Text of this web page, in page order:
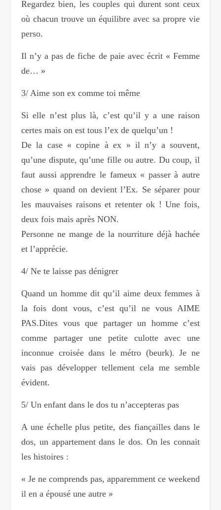
Regardez bien, les couples qui durent sont ceux
où chacun trouve un équilibre avec sa propre vie
perso.
Il n’y a pas de fiche de paie avec écrit « Femme
de… »
3/ Aime son ex comme toi même
Si elle n’est plus là, c’est qu’il y a une raison
certes mais on est tous l’ex de quelqu’un !
De la case « copine à ex » il n’y a souvent,
qu’une dispute, qu’une fille ou autre. Du coup, il
faut aussi apprendre le fameux « passer à autre
chose » quand on devient l’Ex. Se séparer pour
les mauvaises raisons et retenter ok ! Une fois,
deux fois mais après NON.
Personne ne mange de la nourriture déjà hachée
et l’apprécie.
4/ Ne te laisse pas dénigrer
Quand un homme dit qu’il aime deux femmes à
la fois dont vous, c’est qu’il ne vous AIME
PAS.Dites vous que partager un homme c’est
comme partager une petite culotte avec une
inconnue croisée dans le métro (beurk). Je ne
vais pas développer tellement cela me semble
évident.
5/ Un enfant dans le dos tu n’accepteras pas
A une échelle plus petite, des fiançailles dans le
dos, un appartement dans le dos. On les connait
les histoires :
« Je ne comprends pas, apparemment ce weekend
il en a épousé une autre »